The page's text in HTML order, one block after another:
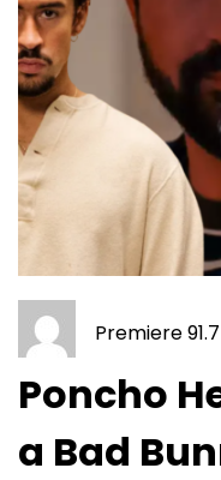
Premiere 91.7
Poncho
a Bad